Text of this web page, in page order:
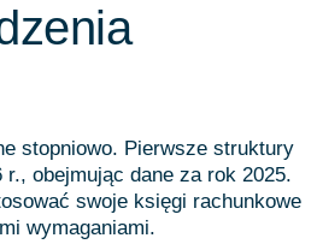
stopniowo. Pierwsze struktury
r., obejmując dane za rok 2025.
swoje księgi rachunkowe
wymaganiami.